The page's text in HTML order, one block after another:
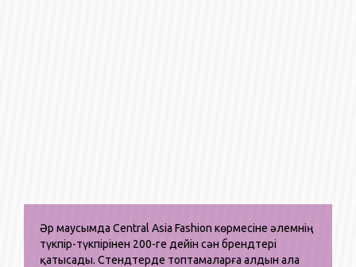
Әр маусымда Central Asia Fashion көрмесіне әлемнің
түкпір-түкпірінен 200-ге дейін сән брендтері
қатысады. Стендтерде топтамаларға алдын ала